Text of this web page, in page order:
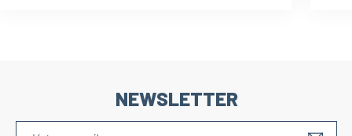
NEWSLETTER